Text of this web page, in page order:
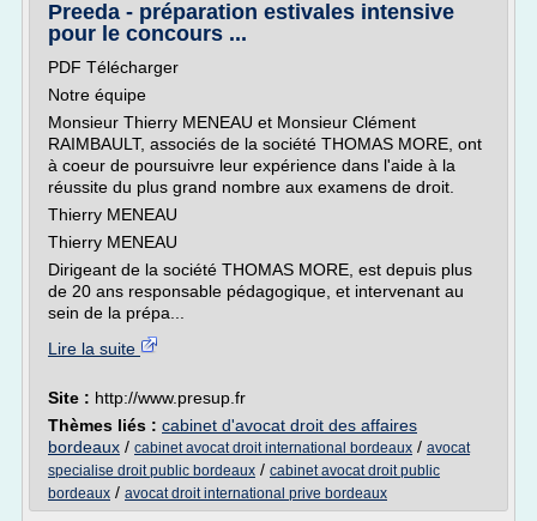
Preeda - préparation estivales intensive
pour le concours ...
PDF Télécharger
Notre équipe
Monsieur Thierry MENEAU et Monsieur Clément
RAIMBAULT, associés de la société THOMAS MORE, ont
à coeur de poursuivre leur expérience dans l'aide à la
réussite du plus grand nombre aux examens de droit.
Thierry MENEAU
Thierry MENEAU
Dirigeant de la société THOMAS MORE, est depuis plus
de 20 ans responsable pédagogique, et intervenant au
sein de la prépa...
Lire la suite
Site : http://www.presup.fr
Thèmes liés : cabinet d'avocat droit des affaires
bordeaux / cabinet avocat droit international bordeaux / avocat
specialise droit public bordeaux / cabinet avocat droit public
bordeaux / avocat droit international prive bordeaux